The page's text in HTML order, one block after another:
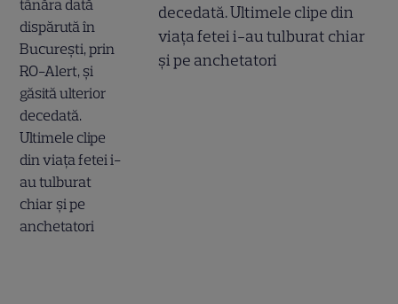
decedată. Ultimele clipe din
viața fetei i-au tulburat chiar
și pe anchetatori